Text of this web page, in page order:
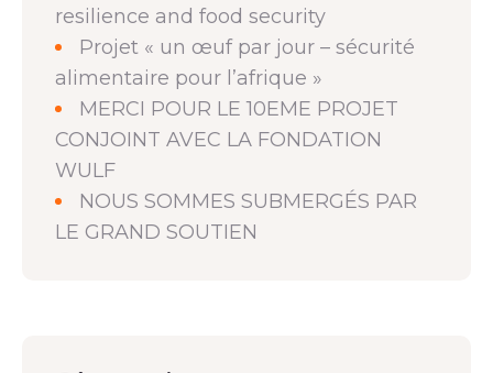
resilience and food security
Projet « un œuf par jour – sécurité
alimentaire pour l’afrique »
MERCI POUR LE 10EME PROJET
CONJOINT AVEC LA FONDATION
WULF
NOUS SOMMES SUBMERGÉS PAR
LE GRAND SOUTIEN